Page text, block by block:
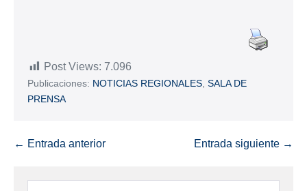
Post Views: 7.096
Publicaciones: NOTICIAS REGIONALES SALA DE
PRENSA
← Entrada anterior Entrada siguiente →